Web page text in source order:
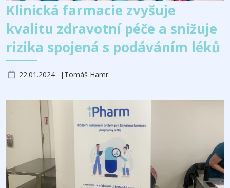
Klinická farmacie zvyšuje
kvalitu zdravotní péče a snižuje
rizika spojená s podáváním léků
22.01.2024 Tomáš Hamr